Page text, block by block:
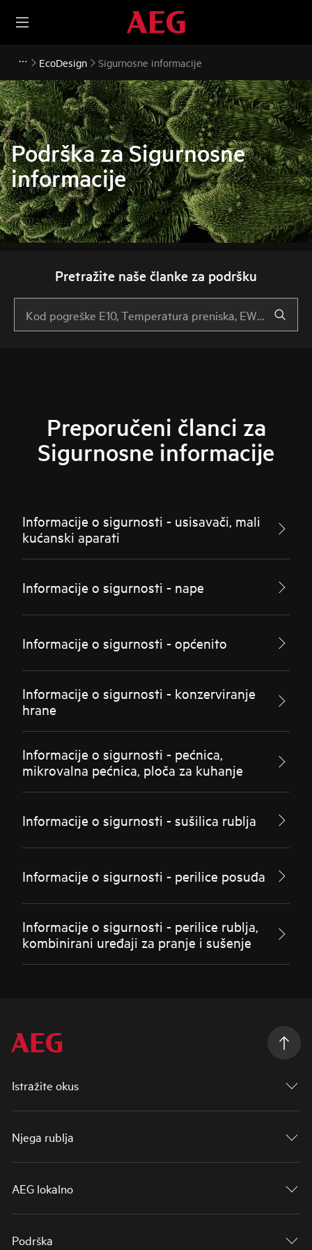
EcoDesign Sigurnosne informacije
Podrška za Sigurnosne
informacije
Pretražite naše članke za podršku
Preporučeni članci za
Sigurnosne informacije
Informacije o sigurnosti - usisavači, mali
kućanski aparati
Informacije o sigurnosti - nape
Informacije o sigurnosti - općenito
Informacije o sigurnosti - konzerviranje
hrane
Informacije o sigurnosti - pećnica,
mikrovalna pećnica, ploča za kuhanje
Informacije o sigurnosti - sušilica rublja
Informacije o sigurnosti - perilice posuđa
Informacije o sigurnosti - perilice rublja,
kombinirani uređaji za pranje i sušenje
Istražite okus
Njega rublja
AEG lokalno
Podrška